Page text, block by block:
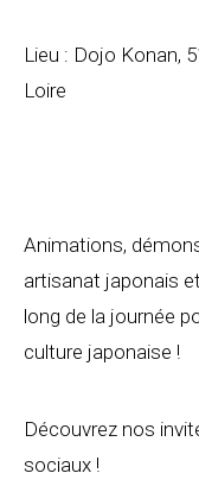
Lieu : Dojo Konan,
Loire
Animations,
artisanat japonais
long de la journée
culture japonaise !
Découvrez nos
sociaux !